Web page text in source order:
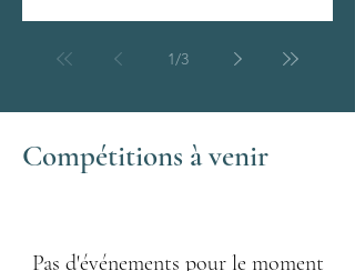
1/3
Compétitions à venir
Pas d'événements pour le moment